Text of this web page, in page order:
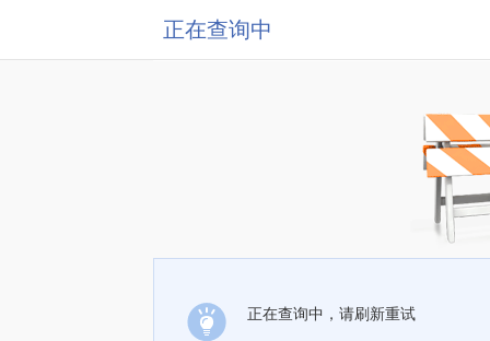
正在查询中
正在查询中，请刷新重试